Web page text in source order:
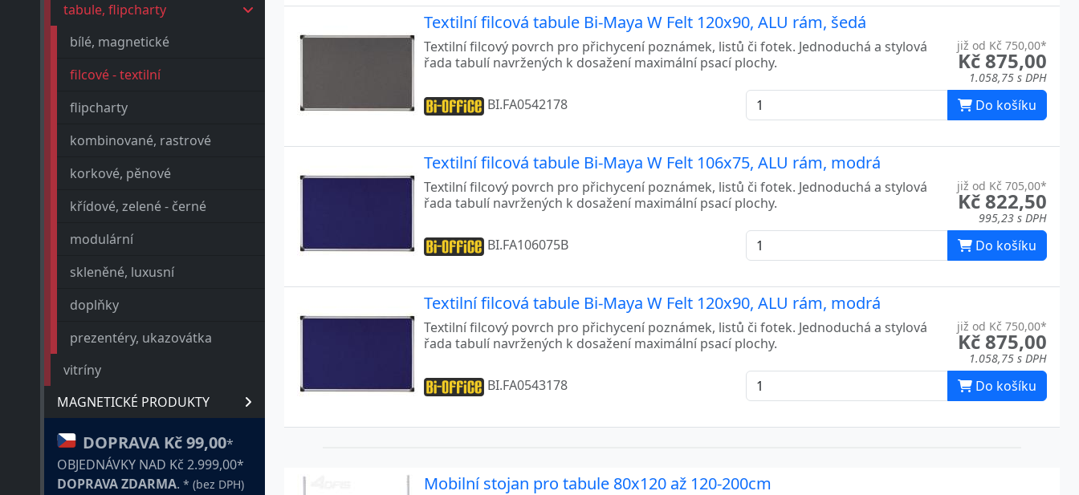
tabule, flipcharty
bílé, magnetické
filcové - textilní
flipcharty
kombinované, rastrové
korkové, pěnové
křídové, zelené - černé
modulární
skleněné, luxusní
doplňky
prezentéry, ukazovátka
vitríny
MAGNETICKÉ PRODUKTY
DOPRAVA Kč 99,00*
OBJEDNÁVKY NAD Kč 2.999,00*
DOPRAVA ZDARMA. * (bez DPH)
Textilní filcová tabule Bi-Maya W Felt 120x90, ALU rám, šedá
již od Kč 750,00*
Kč 875,00
1.058,75 s DPH
Textilní filcový povrch pro přichycení poznámek, listů či fotek. Jednoduchá a stylová
řada tabulí navržených k dosažení maximální psací plochy.
BI.FA0542178 Do košíku
Textilní filcová tabule Bi-Maya W Felt 106x75, ALU rám, modrá
již od Kč 705,00*
Kč 822,50
995,23 s DPH
Textilní filcový povrch pro přichycení poznámek, listů či fotek. Jednoduchá a stylová
řada tabulí navržených k dosažení maximální psací plochy.
BI.FA106075B Do košíku
Textilní filcová tabule Bi-Maya W Felt 120x90, ALU rám, modrá
již od Kč 750,00*
Kč 875,00
1.058,75 s DPH
Textilní filcový povrch pro přichycení poznámek, listů či fotek. Jednoduchá a stylová
řada tabulí navržených k dosažení maximální psací plochy.
BI.FA0543178 Do košíku
Mobilní stojan pro tabule 80x120 až 120-200cm